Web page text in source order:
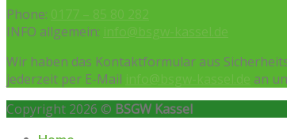
Phone: 0177 – 85 80 282
INFO allgemein: info@bsgw-kassel.de
Wir haben das Kontaktformular aus
jederzeit per E-Mail info@bsgw-kassel.de an
Copyright 2026 © BSGW Kassel